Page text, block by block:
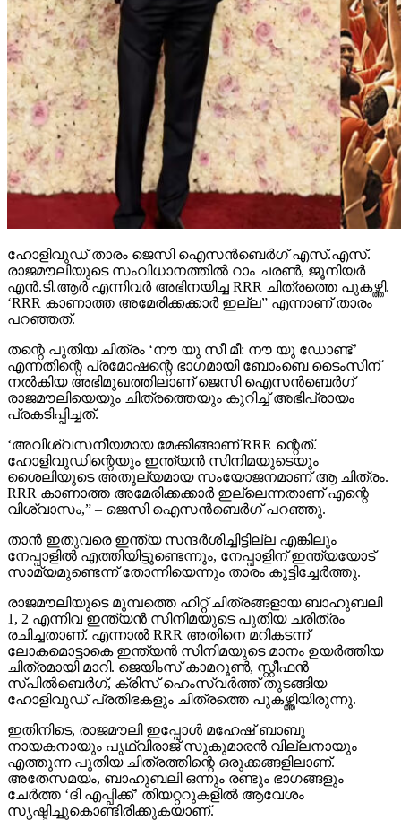
ഹോളിവുഡ് താരം ജെസി ഐസന്‍ബെര്‍ഗ് എസ്.എസ്.
രാജമൗലിയുടെ സംവിധാനത്തില്‍ റാം ചരണ്‍, ജൂനിയര്‍
എന്‍.ടി.ആര്‍ എന്നിവര്‍ അഭിനയിച്ച RRR ചിത്രത്തെ പുകഴ്ത്തി.
‘RRR കാണാത്ത അമേരിക്കക്കാര്‍ ഇല്ല” എന്നാണ് താരം
പറഞ്ഞത്.
തന്റെ പുതിയ ചിത്രം ‘നൗ യു സീ മീ: നൗ യു ഡോണ്ട്’
എന്നതിന്റെ പ്രമോഷന്റെ ഭാഗമായി ബോംബെ ടൈംസിന്
നല്‍കിയ അഭിമുഖത്തിലാണ് ജെസി ഐസന്‍ബെര്‍ഗ്
രാജമൗലിയെയും ചിത്രത്തെയും കുറിച്ച് അഭിപ്രായം
പ്രകടിപ്പിച്ചത്.
‘അവിശ്വസനീയമായ മേക്കിങ്ങാണ് RRR ന്റെത്.
ഹോളിവുഡിന്റെയും ഇന്ത്യന്‍ സിനിമയുടെയും
ശൈലിയുടെ അതുല്യമായ സംയോജനമാണ് ആ ചിത്രം.
RRR കാണാത്ത അമേരിക്കക്കാര്‍ ഇല്ലെന്നതാണ് എന്റെ
വിശ്വാസം,” – ജെസി ഐസന്‍ബെര്‍ഗ് പറഞ്ഞു.
താന്‍ ഇതുവരെ ഇന്ത്യ സന്ദര്‍ശിച്ചിട്ടില്ല എങ്കിലും
നേപ്പാളില്‍ എത്തിയിട്ടുണ്ടെന്നും, നേപ്പാളിന് ഇന്ത്യയോട്
സാമ്യമുണ്ടെന്ന് തോന്നിയെന്നും താരം കൂട്ടിച്ചേര്‍ത്തു.
രാജമൗലിയുടെ മുമ്പത്തെ ഹിറ്റ് ചിത്രങ്ങളായ ബാഹുബലി
1, 2 എന്നിവ ഇന്ത്യന്‍ സിനിമയുടെ പുതിയ ചരിത്രം
രചിച്ചതാണ്. എന്നാല്‍ RRR അതിനെ മറികടന്ന്
ലോകമൊട്ടാകെ ഇന്ത്യന്‍ സിനിമയുടെ മാനം ഉയര്‍ത്തിയ
ചിത്രമായി മാറി. ജെയിംസ് കാമറൂണ്‍, സ്റ്റീഫന്‍
സ്പില്‍ബെര്‍ഗ്, ക്രിസ് ഹെംസ്വര്‍ത്ത് തുടങ്ങിയ
ഹോളിവുഡ് പ്രതിഭകളും ചിത്രത്തെ പുകഴ്ത്തിയിരുന്നു.
ഇതിനിടെ, രാജമൗലി ഇപ്പോള്‍ മഹേഷ് ബാബു
നായകനായും പൃഥ്വിരാജ് സുകുമാരന്‍ വില്ലനായും
എത്തുന്ന പുതിയ ചിത്രത്തിന്റെ ഒരുക്കങ്ങളിലാണ്.
അതേസമയം, ബാഹുബലി ഒന്നും രണ്ടും ഭാഗങ്ങളും
ചേര്‍ത്ത ‘ദി എപ്പിക്ക്’ തിയറ്ററുകളില്‍ ആവേശം
സൃഷ്ടിച്ചുകൊണ്ടിരിക്കുകയാണ്.